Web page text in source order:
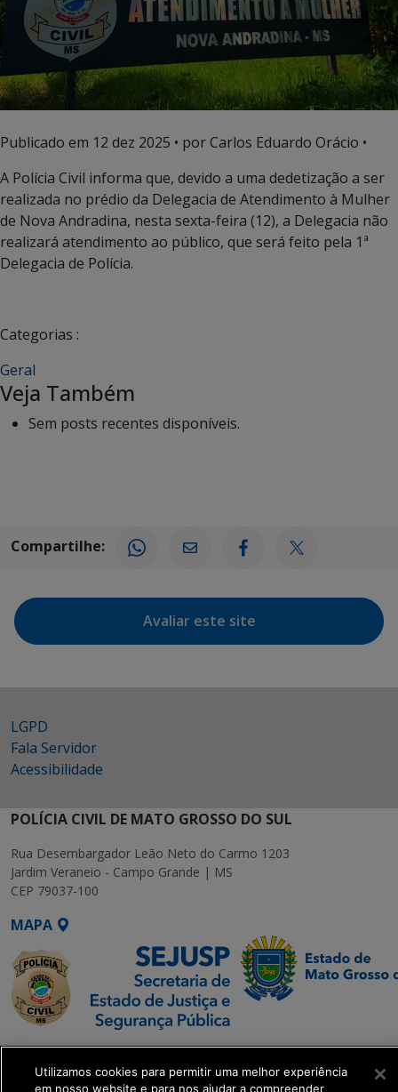
Publicado em 12 dez 2025 • por Carlos Eduardo Orácio •
A Polícia Civil informa que, devido a uma dedetização a ser
realizada no prédio da Delegacia de Atendimento à Mulher
de Nova Andradina, nesta sexta-feira (12), a Delegacia não
realizará atendimento ao público, que será feito pela 1ª
Delegacia de Polícia.
Categorias :
Geral
Veja Também
Sem posts recentes disponíveis.
Compartilhe:
Avaliar este site
LGPD
Fala Servidor
Acessibilidade
POLÍCIA CIVIL DE MATO GROSSO DO SUL
Rua Desembargador Leão Neto do Carmo 1203
Jardim Veraneio - Campo Grande | MS
CEP 79037-100
MAPA
SETDIG | Secretaria-
Executiva de
Utilizamos cookies para permitir uma melhor experiência
em nosso website e para nos ajudar a compreender